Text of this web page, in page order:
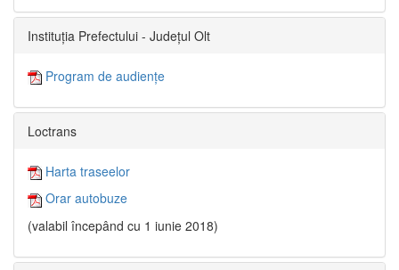
Instituția Prefectului - Județul Olt
Program de audiențe
Loctrans
Harta traseelor
Orar autobuze
(valabil începând cu 1 iunie 2018)